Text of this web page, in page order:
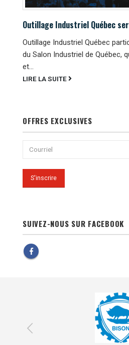
Outillage Industriel Québec
Outillage Industriel Québec
du Salon Industriel de Québec,
et...
LIRE LA SUITE
OFFRES EXCLUSIVES
SUIVEZ-NOUS SUR FACEBOOK